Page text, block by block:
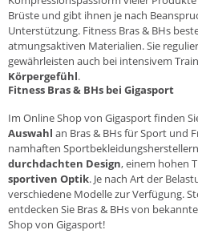
Brüste und gibt ihnen je nach
Unterstützung. Fitness Bras & BHs
atmungsaktiven Materialien. Sie
gewährleisten auch bei intensivem
Körpergefühl.
Fitness Bras & BHs bei Gigasport
Im Online Shop von Gigasport finden
Auswahl an Bras & BHs für Sport und
namhaften
durchdachten Design, einem hohen
sportiven Optik. Je nach Art der
verschiedene Modelle zur Verfügung.
entdecken Sie Bras & BHs von
Shop von Gigasport!